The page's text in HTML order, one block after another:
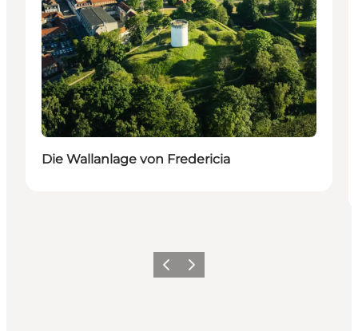
Die Wallanlage von Fredericia
ZurückWeiter